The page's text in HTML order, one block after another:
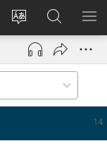
Kakʼex
chʼabʼal
rech
Umajixik
sesión
(opens
window)
Chawilaʼ
JW.ORG
RI